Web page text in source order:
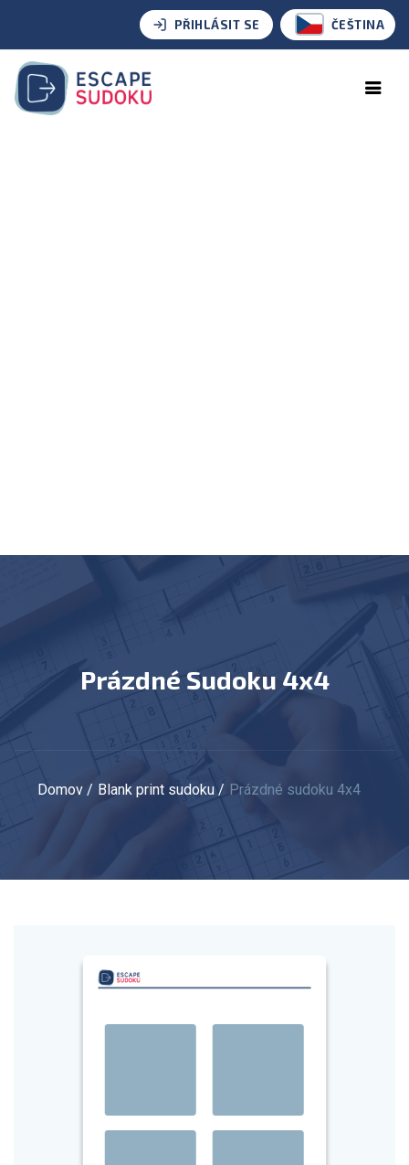
PŘIHLÁSIT SE ČEŠTINA
Prázdné Sudoku 4x4
Domov Blank print sudoku Prázdné sudoku 4x4